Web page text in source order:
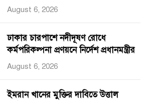
August 6, 2026
ঢাকার চারপাশে নদীদূষণ রোধে
কর্মপরিকল্পনা প্রণয়নে নির্দেশ প্রধানমন্ত্রীর
August 6, 2026
ইমরান খানের মুক্তির দাবিতে উত্তাল